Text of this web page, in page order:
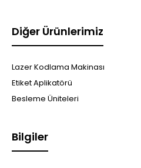
Diğer Ürünlerimiz
Lazer Kodlama Makinası
Etiket Aplikatörü
Besleme Üniteleri
Bilgiler